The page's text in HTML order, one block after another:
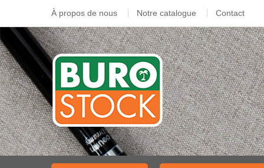
À propos de nous Notre catalogue Contact